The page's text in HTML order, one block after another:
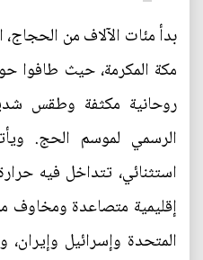
بدأ مئات الآلاف من
مكة المكرمة، حيث طافوا
روحانية مكثفة وطقس
الرسمي لموسم الحج.
استثنائي، تتداخل فيه
إقليمية متصاعدة ومخاوف
المتحدة وإسرائيل